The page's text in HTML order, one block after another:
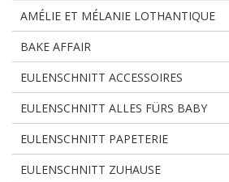
AMÉLIE ET MÉLANIE LOTHANTIQUE
BAKE AFFAIR
EULENSCHNITT ACCESSOIRES
EULENSCHNITT ALLES FÜRS BABY
EULENSCHNITT PAPETERIE
EULENSCHNITT ZUHAUSE